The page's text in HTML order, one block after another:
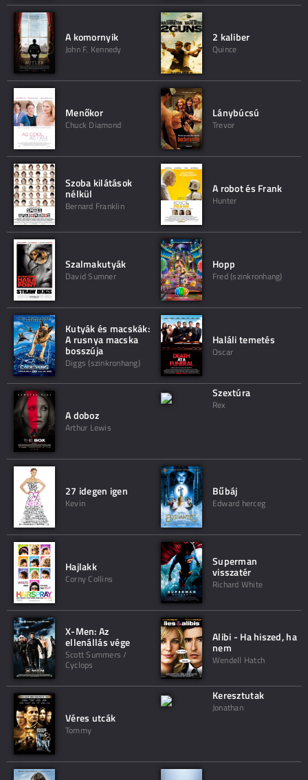
A komornyik
John F. Kennedy
2 kaliber
Quince
Menőkor
Chuck Diamond
Lánybúcsú
Trevor
Szoba kilátások
nélkül
Bernard Franklin
A robot és Frank
Hunter
Szalmakutyák
David Sumner
Hopp
Fred (szinkronhang)
Kutyák és macskák:
A rusnya macska
bosszúja
Diggs (szinkronhang)
Haláli temetés
Oscar
A doboz
Arthur Lewis
Szextúra
Rex
27 idegen igen
Kevin
Bűbáj
Edward herceg
Hajlakk
Corny Collins
Superman
visszatér
Richard White
X-Men: Az
ellenállás vége
Scott Summers /
Cyclops
Alibi - Ha hiszed, ha
nem
Wendell Hatch
Véres utcák
Tommy
Keresztutak
Jonathan